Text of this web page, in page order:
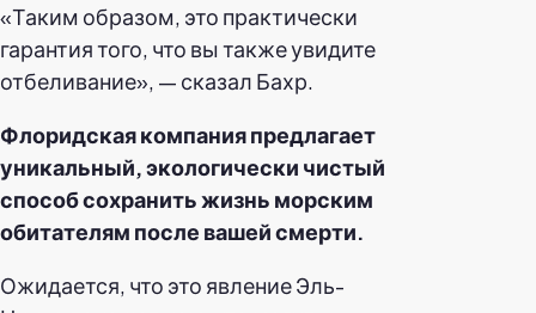
«Таким образом, это практически
гарантия того, что вы также увидите
отбеливание», — сказал Бахр.
Флоридская компания предлагает
уникальный, экологически чистый
способ сохранить жизнь морским
обитателям после вашей смерти.
Ожидается, что это явление Эль-